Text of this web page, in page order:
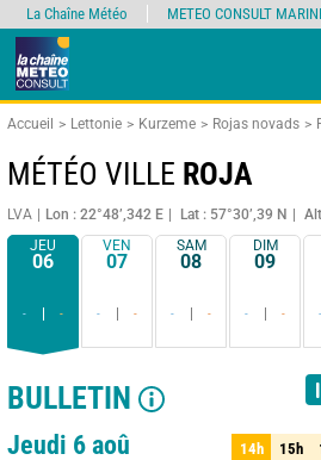
Accueil Lettonie Kurzeme Rojas novads
MÉTÉO VILLE ROJA
LVA Lon : 22°48’,342 E Lat : 57°30’,39 N
JEU
06
- -
VEN
07
- -
SAM
08
- -
DIM
09
- - -
BULLETIN
1 jour 3 jours 15 jours
Jeudi 6 aoû 14h 15h
14h 15h
La Chaîne Météo METEO CONSULT